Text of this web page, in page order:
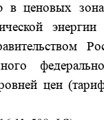
ценовых
цен